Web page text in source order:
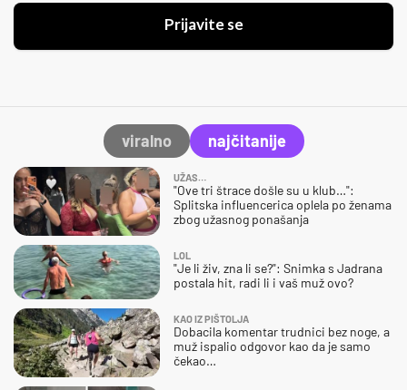
Prijavite se
viralno najčitanije
UŽAS…
"Ove tri štrace došle su u klub…":
Splitska influencerica oplela po ženama
zbog užasnog ponašanja
LOL
"Je li živ, zna li se?": Snimka s Jadrana
postala hit, radi li i vaš muž ovo?
KAO IZ PIŠTOLJA
Dobacila komentar trudnici bez noge, a
muž ispalio odgovor kao da je samo
čekao…